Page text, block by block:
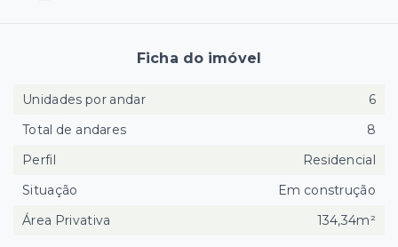
Ficha do imóvel
Unidades por andar
6
Total de andares
8
Perfil
Residencial
Situação
Em construção
Área Privativa
134,34m²